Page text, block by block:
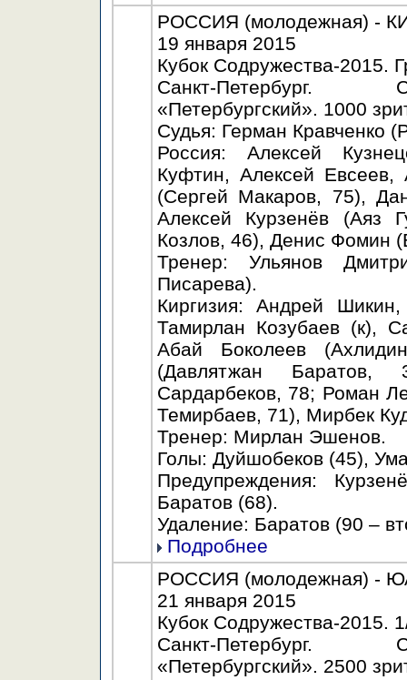
РОССИЯ (молодежная) -
19 января 2015
Кубок Содружества-2015.
Санкт-Петербург.
«Петербургский». 1000
Судья: Герман Кравченко
Россия: Алексей
Куфтин, Алексей Евсеев,
(Сергей Макаров, 75),
Алексей Курзенёв (Аяз
Козлов, 46), Денис Фомин
Тренер: Ульянов
Писарева).
Киргизия: Андрей
Тамирлан Козубаев (к),
Абай Боколеев
(Давлятжан Баратов,
Сардарбеков, 78; Роман
Темирбаев, 71), Мирбек
Тренер: Мирлан Эшенов.
Голы: Дуйшобеков (45),
Предупреждения:
Баратов (68).
Удаление: Баратов (90 –
Подробнее
РОССИЯ (молодежная) -
21 января 2015
Кубок Содружества-2015.
Санкт-Петербург.
«Петербургский». 2500